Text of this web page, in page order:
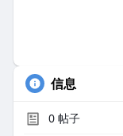
信息
0帖子